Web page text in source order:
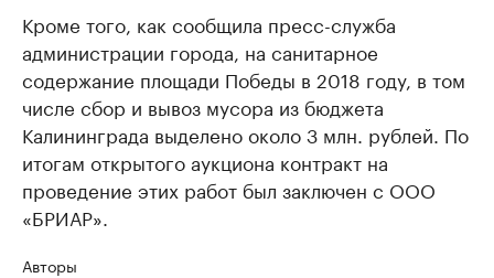
Кроме того, как сообщила пресс-служба
администрации города, на санитарное
содержание площади Победы в 2018 году, в том
числе сбор и вывоз мусора из бюджета
Калининграда выделено около 3 млн. рублей. По
итогам открытого аукциона контракт на
проведение этих работ был заключен с ООО
«БРИАР».
Авторы